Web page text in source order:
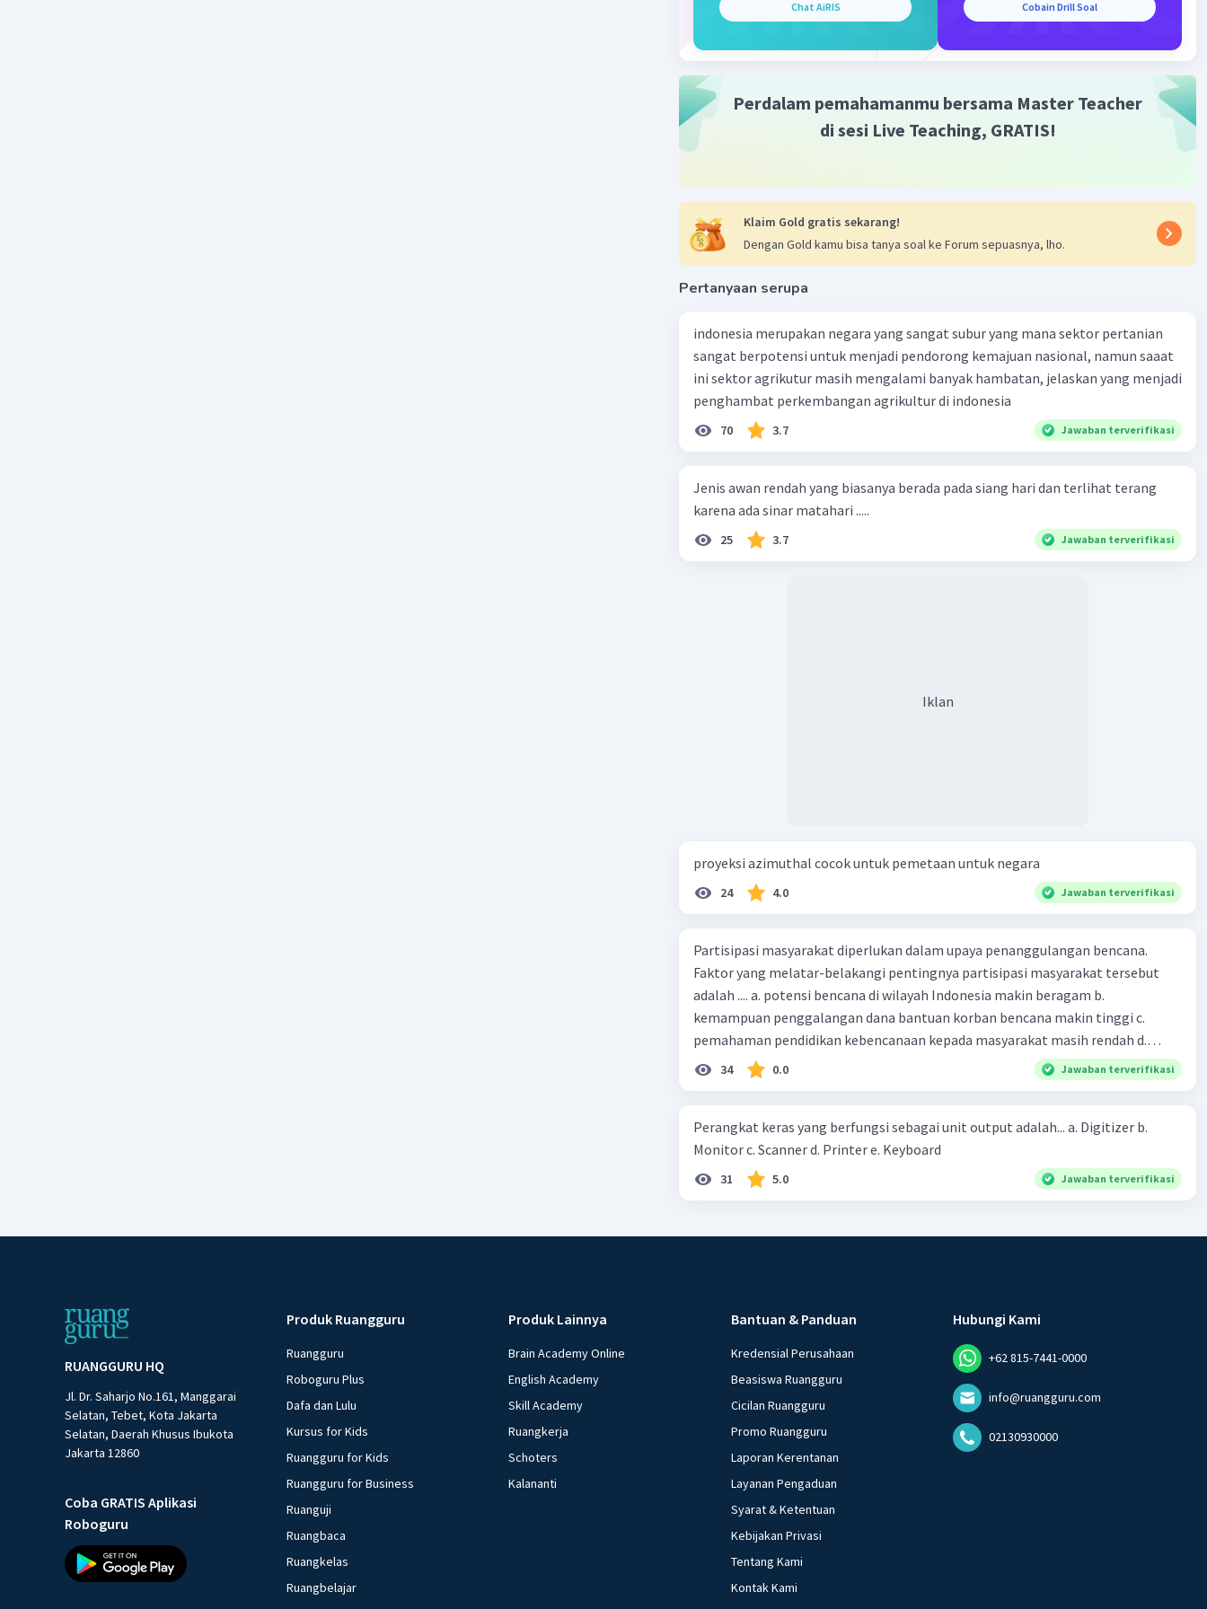
Chat AiRIS Cobain Drill Soal
Perdalam pemahamanmu bersama Master Teacher
di sesi Live Teaching, GRATIS!
Klaim Gold gratis sekarang!
Dengan Gold kamu bisa tanya soal ke Forum sepuasnya, lho.
Pertanyaan serupa
indonesia merupakan negara yang sangat subur yang mana sektor pertanian
sangat berpotensi untuk menjadi pendorong kemajuan nasional, namun saaat
ini sektor agrikutur masih mengalami banyak hambatan, jelaskan yang menjadi
penghambat perkembangan agrikultur di indonesia
70 3.7 Jawaban terverifikasi
Jenis awan rendah yang biasanya berada pada siang hari dan terlihat terang
karena ada sinar matahari .....
25 3.7 Jawaban terverifikasi
Iklan
proyeksi azimuthal cocok untuk pemetaan untuk negara
24 4.0 Jawaban terverifikasi
Partisipasi masyarakat diperlukan dalam upaya penanggulangan bencana.
Faktor yang melatar-belakangi pentingnya partisipasi masyarakat tersebut
adalah .... a. potensi bencana di wilayah Indonesia makin beragam b.
kemampuan penggalangan dana bantuan korban bencana makin tinggi c.
pemahaman pendidikan kebencanaan kepada masyarakat masih rendah d.
masyarakat merupakan pihak yang langsung berhadapan dengan bencana e.
kepercayaan pemerintah bahwa masyarakat mampu mengatasi bencana
34 0.0 Jawaban terverifikasi
Perangkat keras yang berfungsi sebagai unit output adalah... a. Digitizer b.
Monitor c. Scanner d. Printer e. Keyboard
31 5.0 Jawaban terverifikasi
RUANGGURU HQ
Jl. Dr. Saharjo No.161, Manggarai
Selatan, Tebet, Kota Jakarta
Selatan, Daerah Khusus Ibukota
Jakarta 12860
Coba GRATIS Aplikasi
Roboguru
Produk Ruangguru
Ruangguru
Roboguru Plus
Dafa dan Lulu
Kursus for Kids
Ruangguru for Kids
Ruangguru for Business
Ruanguji
Ruangbaca
Ruangkelas
Ruangbelajar
Produk Lainnya
Brain Academy Online
English Academy
Skill Academy
Ruangkerja
Schoters
Kalananti
Bantuan & Panduan
Kredensial Perusahaan
Beasiswa Ruangguru
Cicilan Ruangguru
Promo Ruangguru
Laporan Kerentanan
Layanan Pengaduan
Syarat & Ketentuan
Kebijakan Privasi
Tentang Kami
Kontak Kami
Hubungi Kami
+62 815-7441-0000
info@ruangguru.com
02130930000